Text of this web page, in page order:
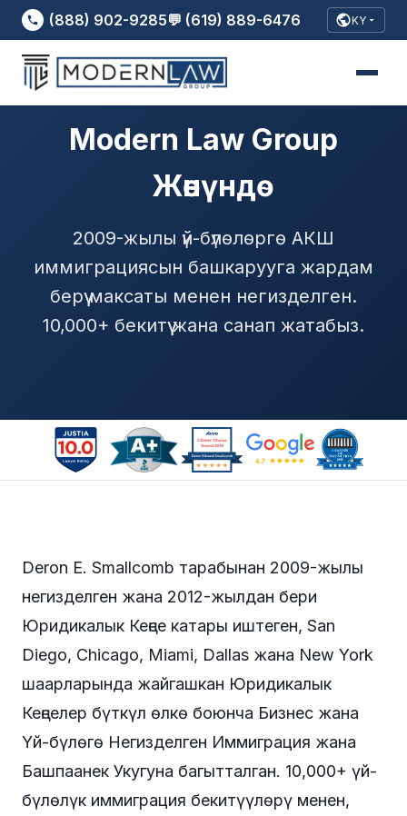
(888) 902-9285💬 (619) 889-6476 KY
Modern Law Group
Жөнүндө
2009-жылы үй-бүлөлөргө АКШ
иммиграциясын башкарууга жардам
берүү максаты менен негизделген.
10,000+ бекитүү жана санап жатабыз.
Deron E. Smallcomb тарабынан 2009-жылы
негизделген жана 2012-жылдан бери
Юридикалык Кеңсе катары иштеген, San
Diego, Chicago, Miami, Dallas жана New York
шаарларында жайгашкан Юридикалык
Кеңселер бүткүл өлкө боюнча Бизнес жана
Үй-бүлөгө Негизделген Иммиграция жана
Башпаанек Укугуна багытталган. 10,000+ үй-
бүлөлүк иммиграция бекитүүлөрү менен,